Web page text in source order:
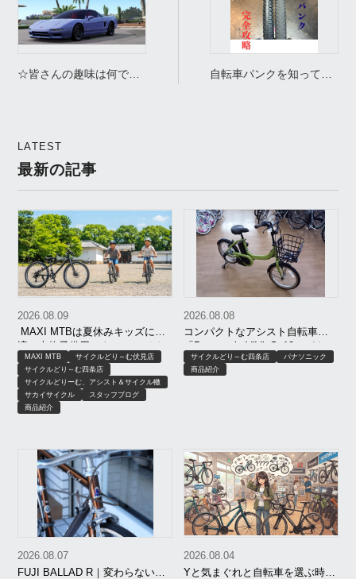
☆皆さんの趣味は何です
自転車パンクを知って安
LATEST
最新の記事
MAXI MTBは夏休みキッズに最
適！本格子供用マウンテンバイ
クが税込37,180円｜京都
2026.08.09
MAXI MTB
サイクルどり～む伏見店
サイクルどり～む四条店
サイクルどりーむ、アシスト＆サイクル轍
サカイサイクル
スタッフブログ
商品紹介
コンパクトなアシスト自転車！
「Panasonic ViVi･S･18（パナソ
ニック ビビS･18）」
2026.08.08
サイクルどり～む四条店
パナソニック
商品紹介
FUJI BALLAD R｜変わらないこ
2026.08.07
Yと気まぐれと自転車を選ぶ時の
2026.08.04